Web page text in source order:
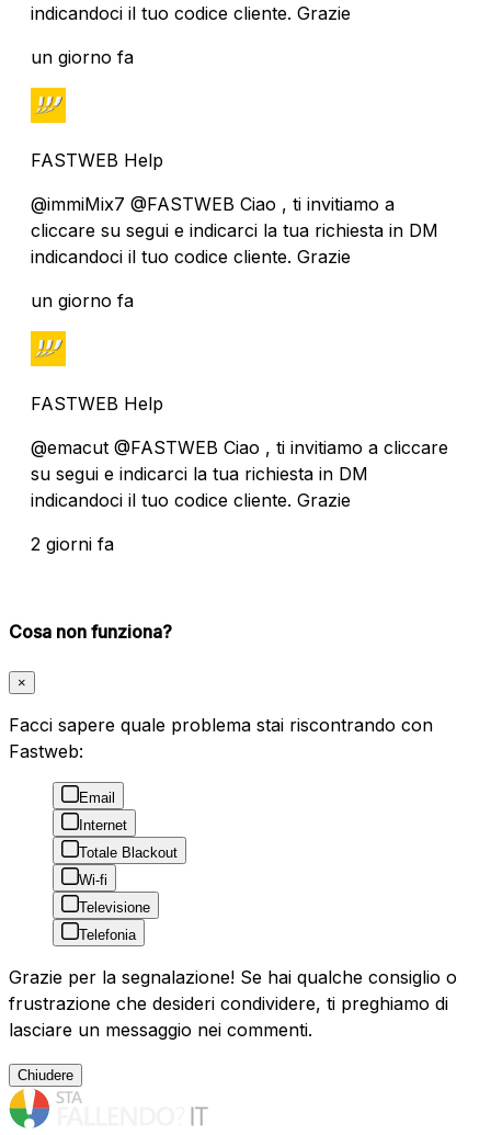
indicandoci il tuo codice cliente. Grazie
un giorno fa
FASTWEB Help
@immiMix7 @FASTWEB Ciao , ti invitiamo a
cliccare su segui e indicarci la tua richiesta in DM
indicandoci il tuo codice cliente. Grazie
un giorno fa
FASTWEB Help
@emacut @FASTWEB Ciao , ti invitiamo a cliccare
su segui e indicarci la tua richiesta in DM
indicandoci il tuo codice cliente. Grazie
2 giorni fa
Cosa non funziona?
×
Facci sapere quale problema stai riscontrando con
Fastweb:
Email
Internet
Totale Blackout
Wi-fi
Televisione
Telefonia
Grazie per la segnalazione! Se hai qualche consiglio o
frustrazione che desideri condividere, ti preghiamo di
lasciare un messaggio nei commenti.
Chiudere